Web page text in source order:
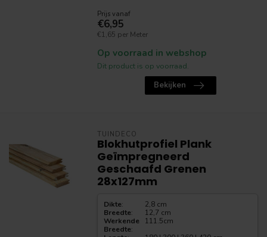
Prijs vanaf
€6,95
€1,65 per Meter
Op voorraad in webshop
Dit product is op voorraad.
Bekijken
TUINDECO
Blokhutprofiel Plank
Geïmpregneerd
Geschaafd Grenen
28x127mm
Dikte:
2,8 cm
Breedte:
12,7 cm
Werkende
Breedte:
111.5cm